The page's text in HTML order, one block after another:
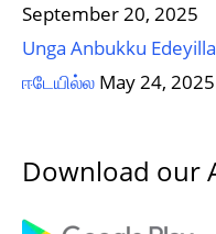
September 20, 2025
Unga Anbukku
ஈடேயில்ல May 24, 2025
Download our